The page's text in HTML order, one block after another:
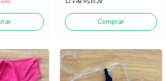
12 x de R$10,28
Comprar